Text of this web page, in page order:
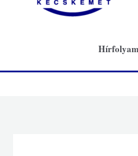
Hírfolyam